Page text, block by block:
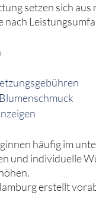
setzen sich
nach
häufig im
und individuelle
erstellt